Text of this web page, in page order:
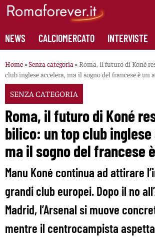
Skip
content
NEWS CALCIOMERCATO INTERVISTE
Home»Senza categoria » Roma, il futuro di Koné
club inglese accelera, ma il sogno del francese è un
SENZA CATEGORIA
Roma, il futuro di Koné
bilico: un top club
ma il sogno del francese
Manu Koné continua ad attirare
grandi club europei. Dopo il no
Madrid, l’Arsenal si muove
mentre il centrocampista